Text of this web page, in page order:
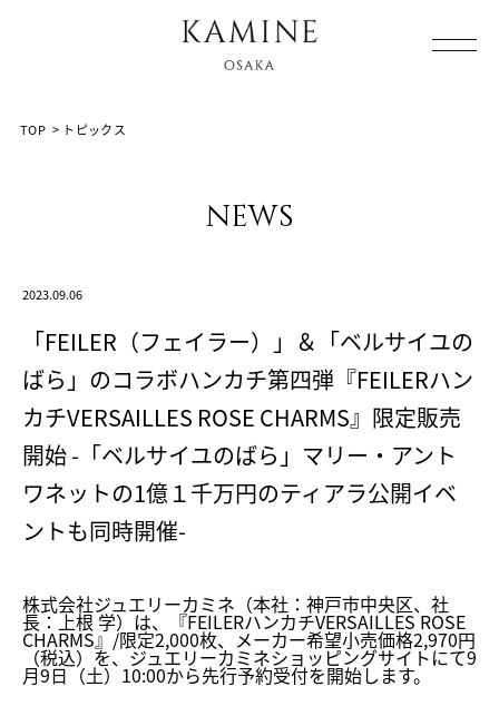
TOP > トピックス
news
2023.09.06
「FEILER（フェイラー）」＆「ベルサイユの
ばら」のコラボハンカチ第四弾『FEILERハン
カチVERSAILLES ROSE CHARMS』限定販売
開始 -「ベルサイユのばら」マリー・アント
ワネットの1億１千万円のティアラ公開イベ
ントも同時開催-
株式会社ジュエリーカミネ（本社：神戸市中央区、社
長：上根 学）は、『FEILERハンカチVERSAILLES ROSE
CHARMS』/限定2,000枚、メーカー希望小売価格2,970円
（税込）を、ジュエリーカミネショッピングサイトにて9
月9日（土）10:00から先行予約受付を開始します。